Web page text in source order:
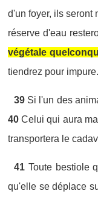
d'un foyer, ils seront
réserve d'eau
végétale
tiendrez pour impure.
39 Si l'un des
40 Celui qui aura
transportera le
41 Toute bestiole
qu'elle se déplace